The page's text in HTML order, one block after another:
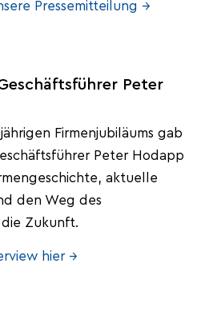
Pressemitteilung →
Peter
Firmenjubiläums gab
Peter Hodapp
aktuelle
den Weg des
Zukunft.
hier →